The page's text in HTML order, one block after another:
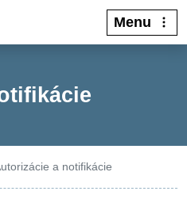
Menu
a notifikácie